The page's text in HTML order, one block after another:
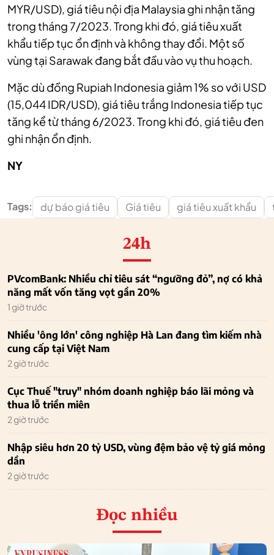
MYR/USD), giá tiêu nội địa Malaysia ghi nhận tăng
trong tháng 7/2023. Trong khi đó, giá tiêu xuất
khẩu tiếp tục ổn định và không thay đổi. Một số
vùng tại Sarawak đang bắt đầu vào vụ thu hoạch.
Mặc dù đồng Rupiah Indonesia giảm 1% so với USD
(15,044 IDR/USD), giá tiêu trắng Indonesia tiếp tục
tăng kể từ tháng 6/2023. Trong khi đó, giá tiêu đen
ghi nhận ổn định.
NY
Tags: dự báo giá tiêu Giá tiêu giá tiêu xuất khẩu
24h
PVcomBank: Nhiều chỉ tiêu sát “ngưỡng đỏ”, nợ có khả
năng mất vốn tăng vọt gần 20%
1 giờ trước
Nhiều 'ông lớn' công nghiệp Hà Lan đang tìm kiếm nhà
cung cấp tại Việt Nam
2 giờ trước
Cục Thuế "truy" nhóm doanh nghiệp báo lãi mỏng và
thua lỗ triền miên
2 giờ trước
Nhập siêu hơn 20 tỷ USD, vùng đệm bảo vệ tỷ giá mỏng
dần
2 giờ trước
Đọc nhiều